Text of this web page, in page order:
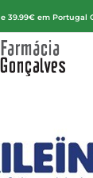
infantil e